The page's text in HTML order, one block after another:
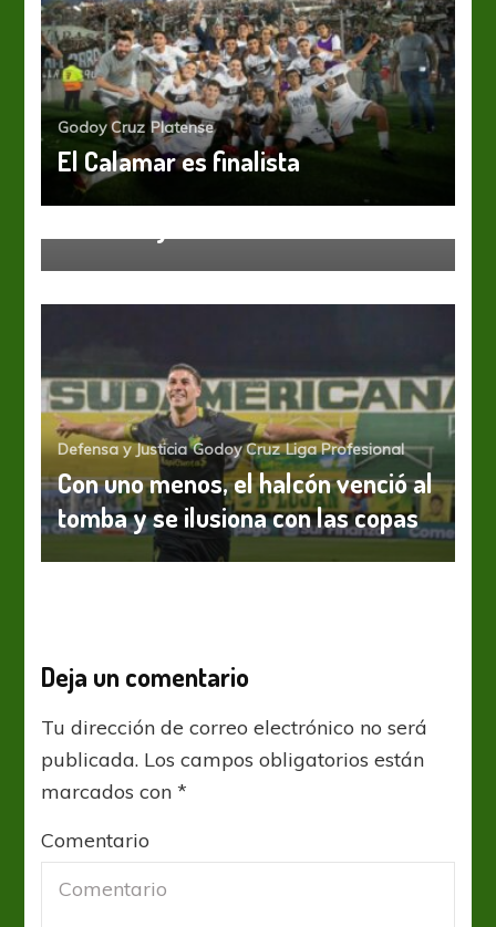
Godoy Cruz Platense
El Calamar es finalista
Godoy Cruz
Santiago García rescinde contrato
Defensa y Justicia Godoy Cruz Liga Profesional
Con uno menos, el halcón venció al
tomba y se ilusiona con las copas
Deja un comentario
Tu dirección de correo electrónico no será
publicada. Los campos obligatorios están
marcados con*
Comentario